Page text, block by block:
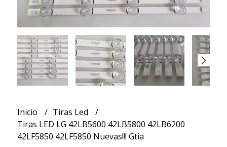
Inicio
Tiras Led
Tiras LED LG 42LB5600 42LB5800 42LB6200
42LF5850 42LF5850 Nuevas!!! Gtia